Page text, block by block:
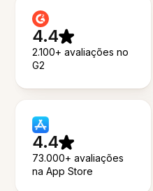
4.4
2.100+ avaliações no
G2
4.4
73.000+ avaliações
na App Store